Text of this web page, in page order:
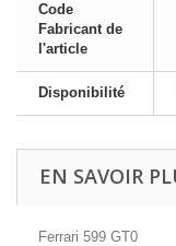
Code
Fabricant de
l'article
Disponibilité
EN SAVOIR
Ferrari 599 GT0